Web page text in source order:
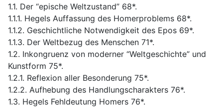
1.1. Der “epische Weltzustand” 68*.
1.1.1. Hegels Auffassung des Homerproblems 68*.
1.1.2. Geschichtliche Notwendigkeit des Epos 69*.
1.1.3. Der Weltbezug des Menschen 71*.
1.2. Inkongruenz von moderner “Weltgeschichte” und
Kunstform 75*.
1.2.1. Reflexion aller Besonderung 75*.
1.2.2. Aufhebung des Handlungscharakters 76*.
1.3. Hegels Fehldeutung Homers 76*.